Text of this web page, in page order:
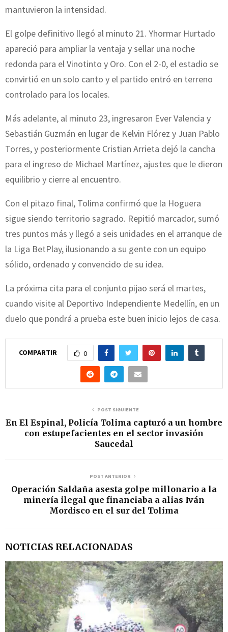
mantuvieron la intensidad.
El golpe definitivo llegó al minuto 21. Yhormar Hurtado
apareció para ampliar la ventaja y sellar una noche
redonda para el Vinotinto y Oro. Con el 2-0, el estadio se
convirtió en un solo canto y el partido entró en terreno
controlado para los locales.
Más adelante, al minuto 23, ingresaron Ever Valencia y
Sebastián Guzmán en lugar de Kelvin Flórez y Juan Pablo
Torres, y posteriormente Cristian Arrieta dejó la cancha
para el ingreso de Michael Martínez, ajustes que le dieron
equilibrio y cierre al encuentro.
Con el pitazo final, Tolima confirmó que la Hoguera
sigue siendo territorio sagrado. Repitió marcador, sumó
tres puntos más y llegó a seis unidades en el arranque de
la Liga BetPlay, ilusionando a su gente con un equipo
sólido, ordenado y convencido de su idea.
La próxima cita para el conjunto pijao será el martes,
cuando visite al Deportivo Independiente Medellín, en un
duelo que pondrá a prueba este buen inicio lejos de casa.
COMPARTIR 0
POST SIGUIENTE
En El Espinal, Policía Tolima capturó a un hombre
con estupefacientes en el sector invasión
Saucedal
POST ANTERIOR
Operación Saldaña asesta golpe millonario a la
minería ilegal que financiaba a alias Iván
Mordisco en el sur del Tolima
NOTICIAS RELACIONADAS